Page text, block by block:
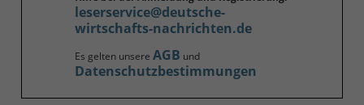
leserservice@deutsche-
wirtschafts-nachrichten.de
Es gelten unsere AGB und
Datenschutzbestimmungen